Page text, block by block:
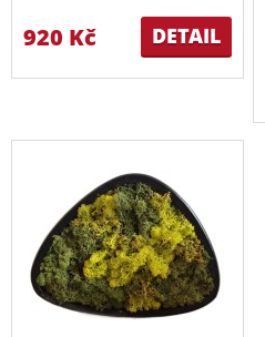
DETAIL
920 Kč